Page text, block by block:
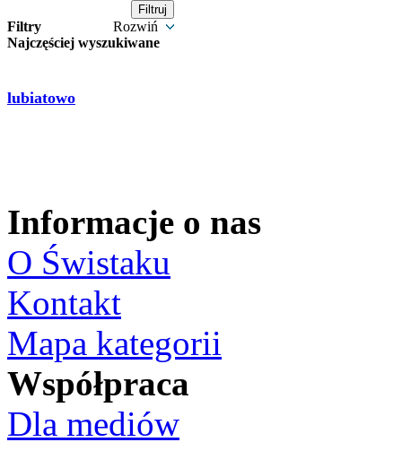
Filtry
Rozwiń
Najczęściej wyszukiwane
lubiatowo
Informacje o nas
O Świstaku
Kontakt
Mapa kategorii
Współpraca
Dla mediów